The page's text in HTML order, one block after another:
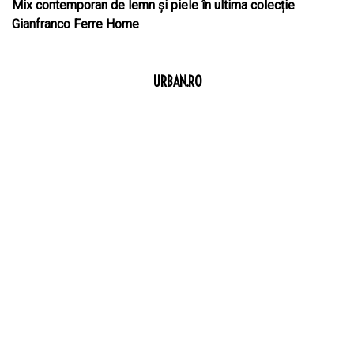
Mix contemporan de lemn şi piele în ultima colecție
Gianfranco Ferre Home
URBAN.RO